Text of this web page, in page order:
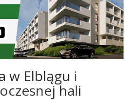
w Elblągu i
hali